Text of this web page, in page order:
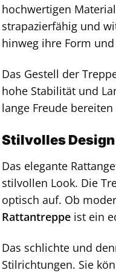
hochwertigen
strapazierfähig und
hinweg ihre Form und
Das Gestell der
hohe Stabilität und
lange Freude
Stilvolles
Das elegante
stilvollen Look. Die
optisch auf. Ob
Rattantreppe ist ein
Das schlichte und
Stilrichtungen. Sie